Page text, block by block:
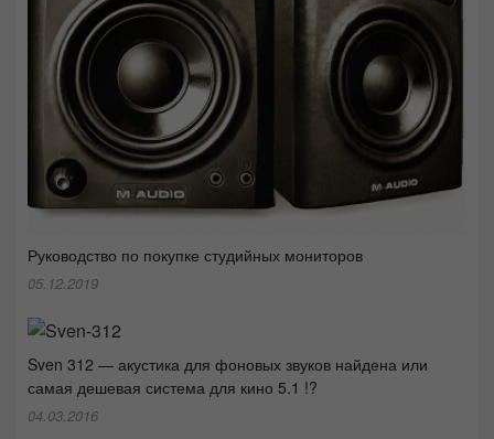
Руководство по покупке студийных мониторов
05.12.2019
Sven 312 — акустика для фоновых звуков найдена или
самая дешевая система для кино 5.1 !?
04.03.2016